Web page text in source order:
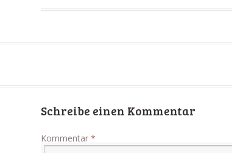
Schreibe einen Kommentar
Kommentar*